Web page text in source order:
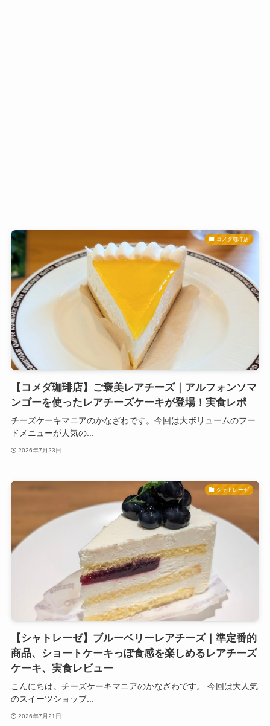
コメダ珈琲店
【コメダ珈琲店】ご褒美レアチーズ｜アルフォンソマ
ンゴーを使ったレアチーズケーキが登場！実食レポ
チーズケーキマニアのかなざわです。今回は大ボリュームのフー
ドメニューが人気の...
2026年7月23日
シャトレーゼ
【シャトレーゼ】ブルーベリーレアチーズ｜準定番的
商品、ショートケーキっぽ食感を楽しめるレアチーズ
ケーキ、実食レビュー
こんにちは。チーズケーキマニアのかなざわです。 今回は大人気
のスイーツショップ...
2026年7月21日